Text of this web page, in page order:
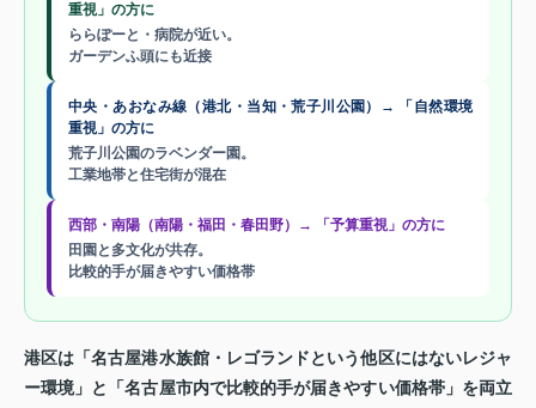
重視」の方に
ららぽーと・病院が近い。
ガーデンふ頭にも近接
中央・あおなみ線（港北・当知・荒子川公園）→ 「自然環境
重視」の方に
荒子川公園のラベンダー園。
工業地帯と住宅街が混在
西部・南陽（南陽・福田・春田野）→ 「予算重視」の方に
田園と多文化が共存。
比較的手が届きやすい価格帯
港区は「名古屋港水族館・レゴランドという他区にはないレジャ
ー環境」と「名古屋市内で比較的手が届きやすい価格帯」を両立